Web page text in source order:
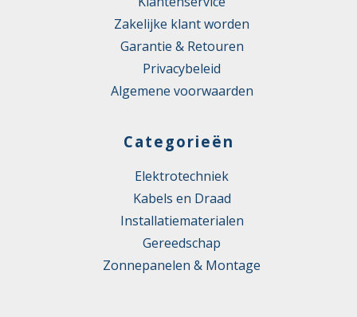
Zakelijke klant worden
Garantie & Retouren
Privacybeleid
Algemene voorwaarden
Categorieën
Elektrotechniek
Kabels en Draad
Installatiematerialen
Gereedschap
Zonnepanelen & Montage